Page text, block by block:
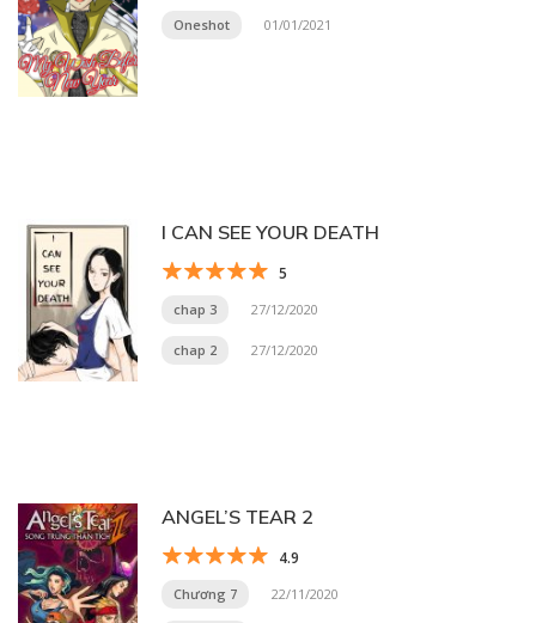
Oneshot 01/01/2021
I CAN SEE YOUR DEATH
5
chap 3 27/12/2020
chap 2 27/12/2020
ANGEL’S TEAR 2
4.9
Chương 7 22/11/2020